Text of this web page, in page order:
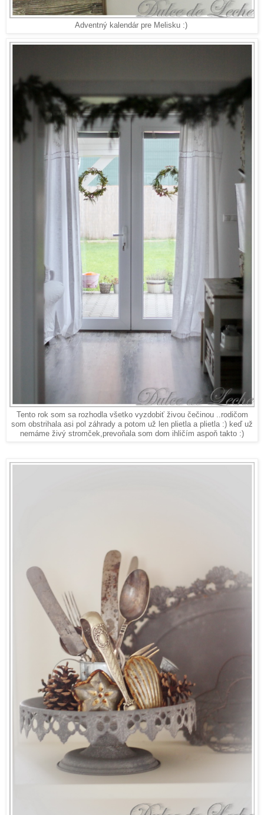
Adventný kalendár pre Melisku :)
Tento rok som sa rozhodla všetko vyzdobiť živou čečinou ..rodičom
som obstrihala asi pol záhrady a potom už len plietla a plietla :) keď už
nemáme živý stromček,prevoňala som dom ihličím aspoň takto :)